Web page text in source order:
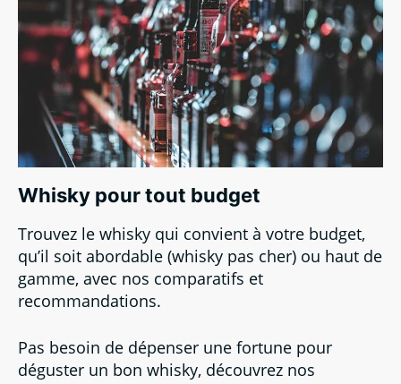
Whisky pour tout budget
Trouvez le whisky qui convient à votre budget,
qu’il soit abordable (whisky pas cher) ou haut de
gamme, avec nos comparatifs et
recommandations.
Pas besoin de dépenser une fortune pour
déguster un bon whisky, découvrez nos